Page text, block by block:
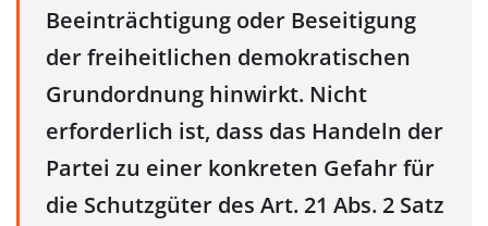
Beeinträchtigung oder Beseitigung
der freiheitlichen demokratischen
Grundordnung hinwirkt. Nicht
erforderlich ist, dass das Handeln der
Partei zu einer konkreten Gefahr für
die Schutzgüter des Art. 21 Abs. 2 Satz